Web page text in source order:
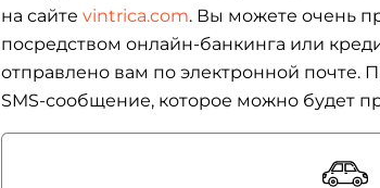
на сайтеvintrica.com. Вы можете очень
посредством онлайн-банкинга или
отправлено вам по электронной почте.
SMS-сообщение, которое можно будет